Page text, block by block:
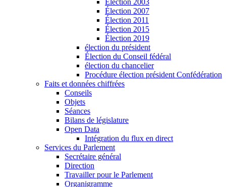
Élection 2003
Élection 2007
Élection 2011
Élection 2015
Élection 2019
élection du président
Élection du Conseil fédéral
élection du chancelier
Procédure élection président Confédération
Faits et données chiffrées
Conseils
Objets
Séances
Bilans de législature
Open Data
Intégration du flux en direct
Services du Parlement
Secrétaire général
Direction
Travailler pour le Parlement
Organigramme